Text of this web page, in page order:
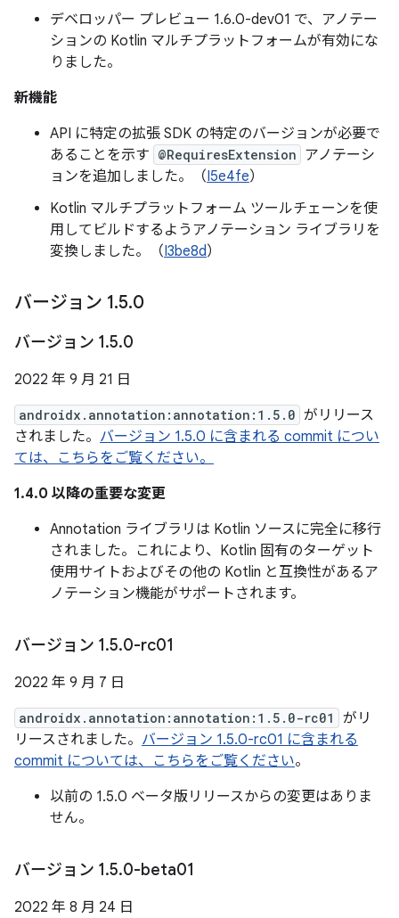
デベロッパー プレビュー 1.6.0-dev01 で、アノテー
ションの Kotlin マルチプラットフォームが有効にな
りました。
新機能
API に特定の拡張 SDK の特定のバージョンが必要で
あることを示す @RequiresExtension アノテーシ
ョンを追加しました。（I5e4fe）
Kotlin マルチプラットフォーム ツールチェーンを使
用してビルドするようアノテーション ライブラリを
変換しました。（I3be8d）
バージョン 1.5.0
バージョン 1.5.0
2022 年 9 月 21 日
androidx.annotation:annotation:1.5.0 がリリース
されました。 バージョン 1.5.0 に含まれる commit につい
ては、こちらをご覧ください。
1.4.0 以降の重要な変更
Annotation ライブラリは Kotlin ソースに完全に移行
されました。これにより、Kotlin 固有のターゲット
使用サイトおよびその他の Kotlin と互換性があるア
ノテーション機能がサポートされます。
バージョン 1.5.0-rc01
2022 年 9 月 7 日
androidx.annotation:annotation:1.5.0-rc01
がリ
リースされました。 バージョン 1.5.0-rc01 に含まれる
commit については、こちらをご覧ください。
以前の 1.5.0 ベータ版リリースからの変更はありま
せん。
バージョン 1.5.0-beta01
2022 年 8 月 24 日